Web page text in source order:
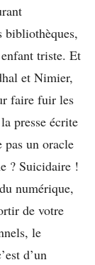
bibliothèques,
enfant triste. Et
et Nimier,
faire fuir les
presse écrite
pas un oracle
? Suicidaire !
numérique,
de votre
le
d’un